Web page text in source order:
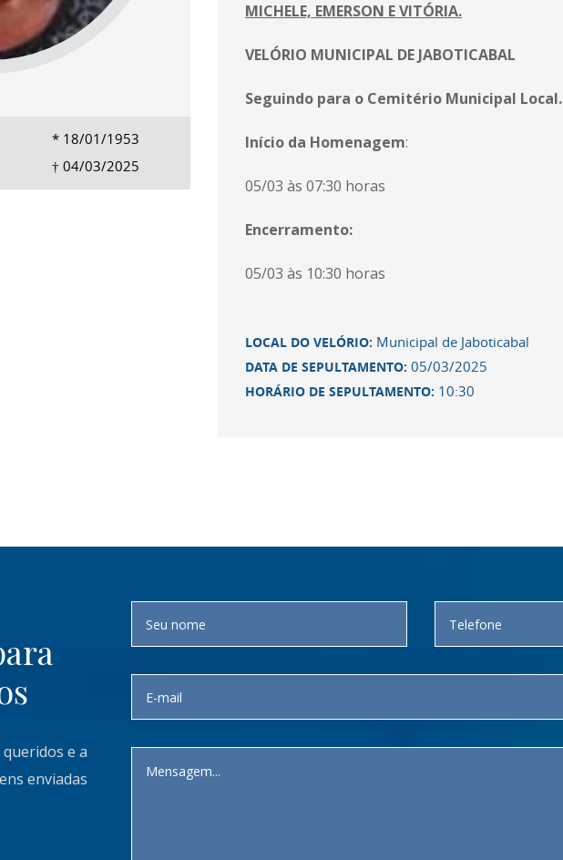
* 18/01/1953
† 04/03/2025
MICHELE, EMERSON E VITÓRIA.
VELÓRIO MUNICIPAL DE JABOTICABAL
Seguindo para o Cemitério Municipal Local.
Início da Homenagem:
05/03 às 07:30 horas
Encerramento:
05/03 às 10:30 horas
LOCAL DO VELÓRIO: Municipal de Jaboticabal
DATA DE SEPULTAMENTO: 05/03/2025
HORÁRIO DE SEPULTAMENTO: 10:30
e a
enviadas